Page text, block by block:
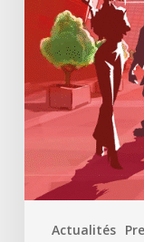
Actualités
Défense
un
jeu
d’enquête
à
ciel